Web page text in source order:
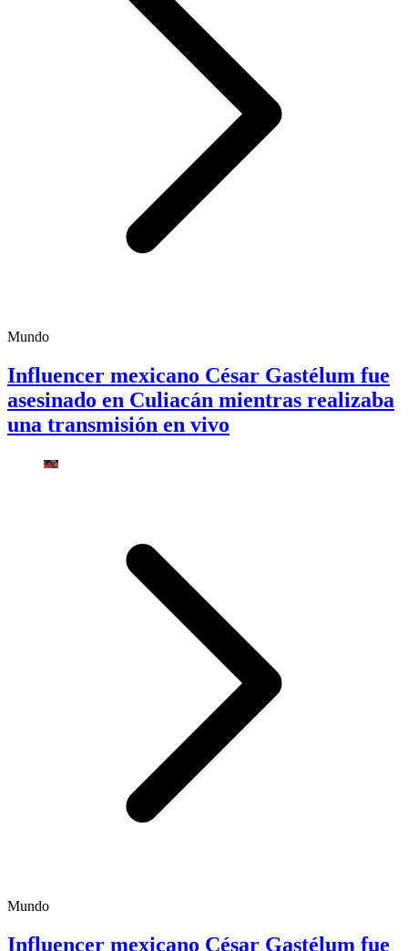
Mundo
Influencer mexicano César Gastélum fue
asesinado en Culiacán mientras realizaba
una transmisión en vivo
Mundo
Influencer mexicano César Gastélum fue